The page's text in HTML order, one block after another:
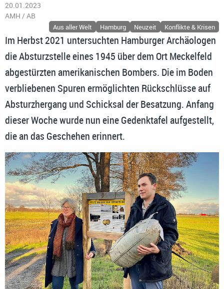
20.01.2023
AMH / AB
Aus aller Welt Hamburg Neuzeit Konflikte & Krisen
Im Herbst 2021 untersuchten Hamburger Archäologen
die Absturzstelle eines 1945 über dem Ort Meckelfeld
abgestürzten amerikanischen Bombers. Die im Boden
verbliebenen Spuren ermöglichten Rückschlüsse auf
Absturzhergang und Schicksal der Besatzung. Anfang
dieser Woche wurde nun eine Gedenktafel aufgestellt,
die an das Geschehen erinnert.